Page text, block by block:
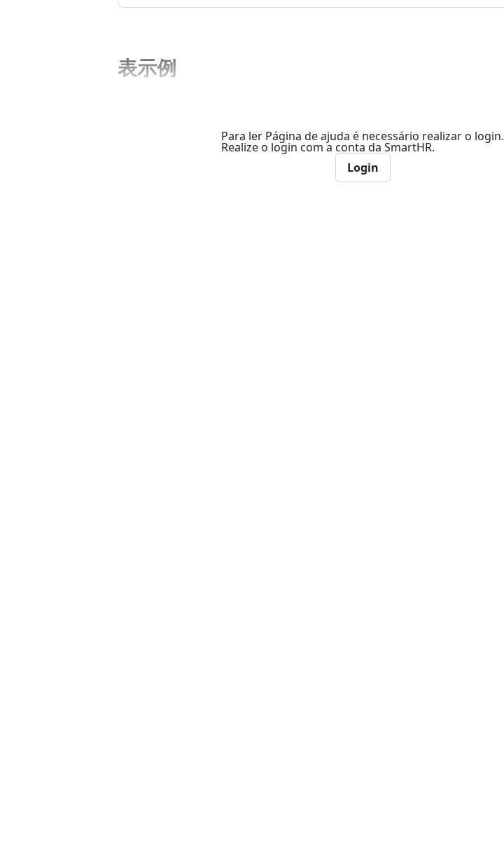
表示例
Para ler Página de ajuda é necessário realizar o login.
Realize o login com a conta da SmartHR.
Login